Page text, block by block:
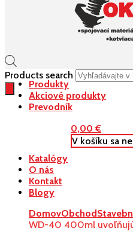
Products search
0,00€
V košíku sa
Produkty
Akciové produkty
Prevodník
Katalógy
O nás
Kontakt
Blogy
DomovObchod
WD-40 400ml